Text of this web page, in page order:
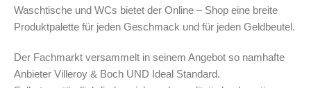
Waschtische und WCs bietet der Online – Shop eine breite
Produktpalette für jeden Geschmack und für jeden Geldbeutel.
Der Fachmarkt versammelt in seinem Angebot so namhafte
Anbieter Villeroy & Boch UND Ideal Standard.